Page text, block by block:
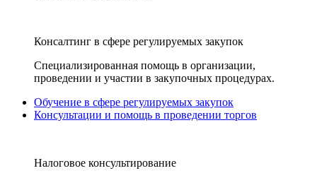
Консалтинг в сфере регулируемых закупок
Специализированная помощь в организации,
проведении и участии в закупочных процедурах.
Обучение в сфере регулируемых закупок
Консультации и помощь в проведении торгов
Налоговое консультирование